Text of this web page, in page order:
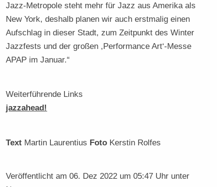
Jazz-Metropole steht mehr für Jazz aus Amerika als
New York, deshalb planen wir auch erstmalig einen
Aufschlag in dieser Stadt, zum Zeitpunkt des Winter
Jazzfests und der großen ,Performance Art‘-Messe
APAP im Januar.“
Weiterführende Links
jazzahead!
Text Martin Laurentius Foto Kerstin Rolfes
Veröffentlicht am06. Dez 2022 um 05:47 Uhr unter